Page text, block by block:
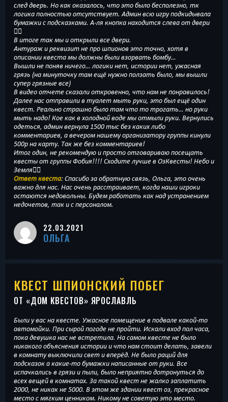
след дверь. Но как оказалось, что это было бесполезно, тк
логика полностью отсутствует. Админ всю игру подкидывала
бумажки с подсказками. А-ля кнопка находится слева от двери
🤦‍♀️
В итоге так мы и открыли все двери.
Антураж и реквизит не про шпионов это точно, хотя в
описании квеста мы должны были взорвать бомбу…
Вышли не поняв ничего… логики нет, истории нет, ужасная
грязь (на минуточку там ещё нужно ползать было, мы вышли
супер грязные все)
В видео отчете сказали откровенно, что нам не понравилось!
Далее нас отправили в туалет мыть руки, это был ещё один
квест. Реально страшно было там что то трогать… но руки
мыть надо! Кое как в холодной воде мы отмыли руки. Вернулись
одеться, админ вернула 1500 тыс без каких либо
комментариев, а вечером нашему организатору группы кинули
500р на карту. Так же без комментариев!
Итог один, не рекомендую и просто отговариваю посещать
квесты от группы Фобия!!!! Сходите лучше в ОзКвесты! Небо и
Земля👍🏻
Ответ квеста: Спасибо за обратную связь, Ольга, это очень
важно для нас. Нас очень расстраивает, когда наши игроки
остаются недовольны. Будем работать как над устранением
недочетов, так и с персоналом.
22.03.2021
ОЛЬГА
КВЕСТ ШПИОНСКИЙ ПОБЕГ
ОТ «ДОМ КВЕСТОВ» ЯРОСЛАВЛЬ
Были у вас на квесте. Ужасное помещение в подвале какой-то
автомойки. При сырой погоде не пройти. Искали вход пол часа,
пока девушка нас не встретила. На самом квесте не было
никакого объяснения истории и что нам стоит делать, завели
в комнату выключили свет и вперёд. Не было раций для
подсказок а какие-то бумажки написанные от руки. Все
испачкались в грязи и пыли, было неприятно дотронуться до
всех вещей в комнатах. За такой квест не жалко заплатить
2000, не никак не 5000. В этом же здании квест оз, прекрасное
место с мягким ценником. Никому не советую это место.